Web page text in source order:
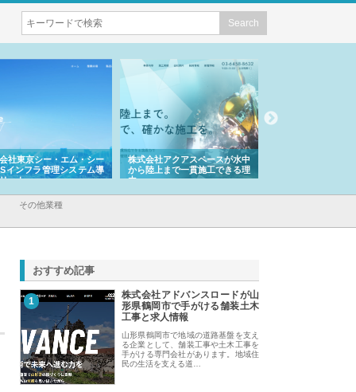
社東京シー・エム・シー
インフラ管理システム導
ット
株式会社アクアスペースが水中
から陸上まで一貫施工できる理
由
その他業種
おすすめ記事
1
株式会社アドバンスロードが山
形県鶴岡市で手がける舗装土木
工事と求人情報
山形県鶴岡市で地域の道路基盤を支え
る企業として、舗装工事や土木工事を
手がける専門会社があります。地域住
民の生活を支える道…